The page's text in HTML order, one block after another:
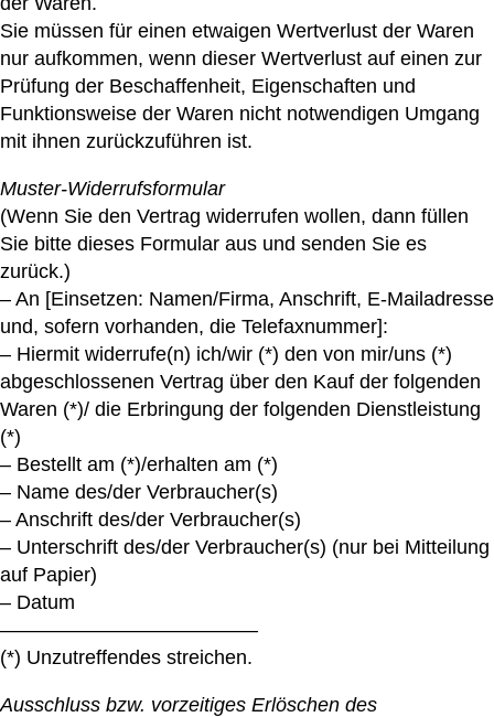
Sie müssen für einen etwaigen Wertverlust der Waren
nur aufkommen, wenn dieser Wertverlust auf einen zur
Prüfung der Beschaffenheit, Eigenschaften und
Funktionsweise der Waren nicht notwendigen Umgang
mit ihnen zurückzuführen ist.
Muster-Widerrufsformular
(Wenn Sie den Vertrag widerrufen wollen, dann füllen
Sie bitte dieses Formular aus und senden Sie es
zurück.)
– An [Einsetzen: Namen/Firma, Anschrift, E-Mailadresse
und, sofern vorhanden, die Telefaxnummer]:
– Hiermit widerrufe(n) ich/wir (*) den von mir/uns (*)
abgeschlossenen Vertrag über den Kauf der folgenden
Waren (*)/ die Erbringung der folgenden Dienstleistung
(*)
– Bestellt am (*)/erhalten am (*)
– Name des/der Verbraucher(s)
– Anschrift des/der Verbraucher(s)
– Unterschrift des/der Verbraucher(s) (nur bei Mitteilung
auf Papier)
– Datum
—————————————
(*) Unzutreffendes streichen.
Ausschluss bzw. vorzeitiges Erlöschen des